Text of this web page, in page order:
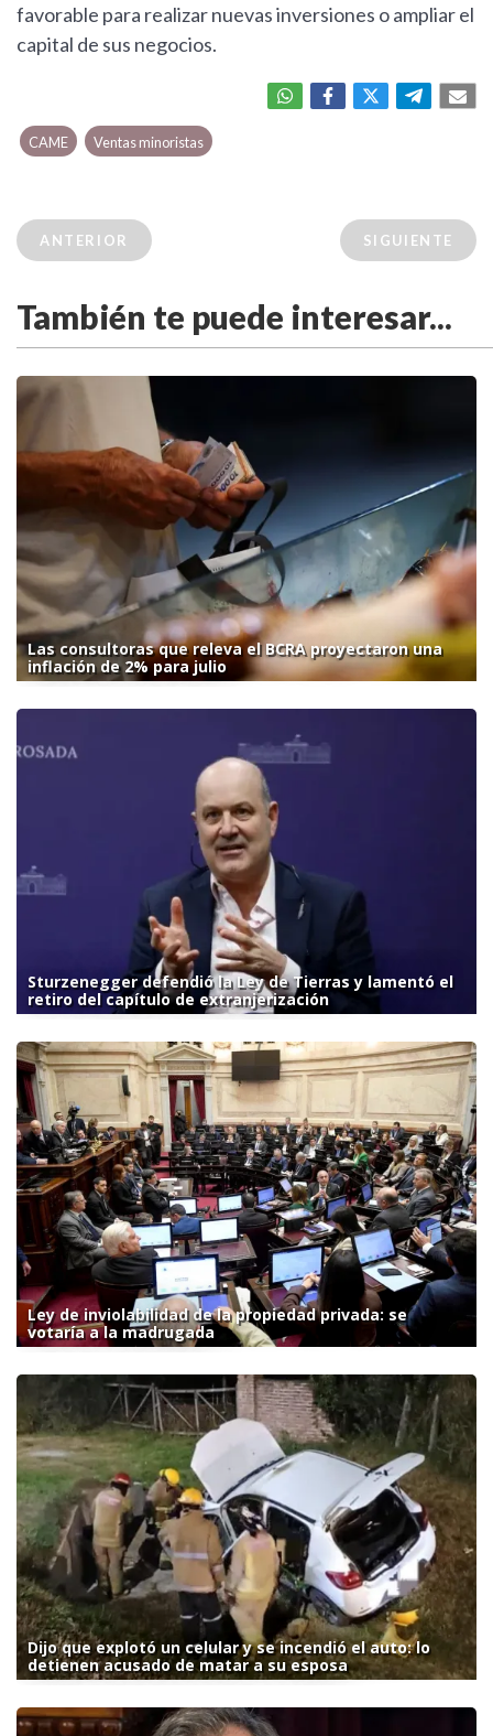
favorable para realizar nuevas inversiones o ampliar el
capital de sus negocios.
CAME Ventas minoristas
ANTERIOR SIGUIENTE
También te puede interesar...
Las consultoras que releva el BCRA proyectaron una
inflación de 2% para julio
Sturzenegger defendió la Ley de Tierras y lamentó el
retiro del capítulo de extranjerización
Ley de inviolabilidad de la propiedad privada: se
votaría a la madrugada
Dijo que explotó un celular y se incendió el auto: lo
detienen acusado de matar a su esposa